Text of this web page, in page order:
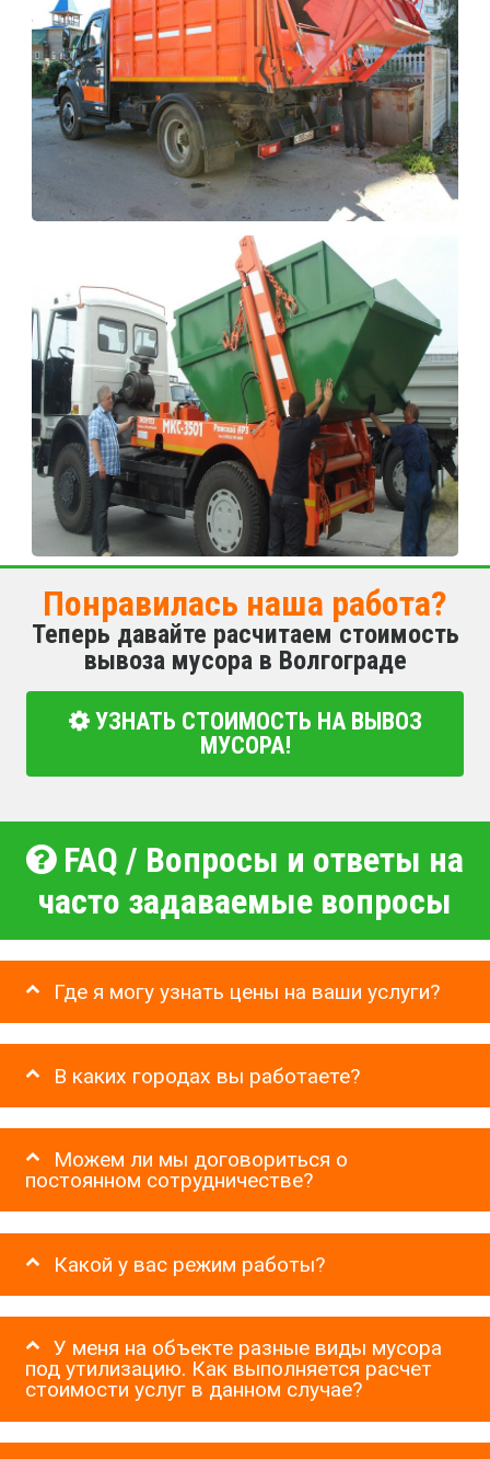
Понравилась наша работа?
Теперь давайте расчитаем стоимость
вывоза мусора в Волгограде
УЗНАТЬ СТОИМОСТЬ НА ВЫВОЗ
МУСОРА!
FAQ / Вопросы и ответы на
часто задаваемые вопросы
Где я могу узнать цены на ваши услуги?
В каких городах вы работаете?
Можем ли мы договориться о
постоянном сотрудничестве?
Какой у вас режим работы?
У меня на объекте разные виды мусора
под утилизацию. Как выполняется расчет
стоимости услуг в данном случае?